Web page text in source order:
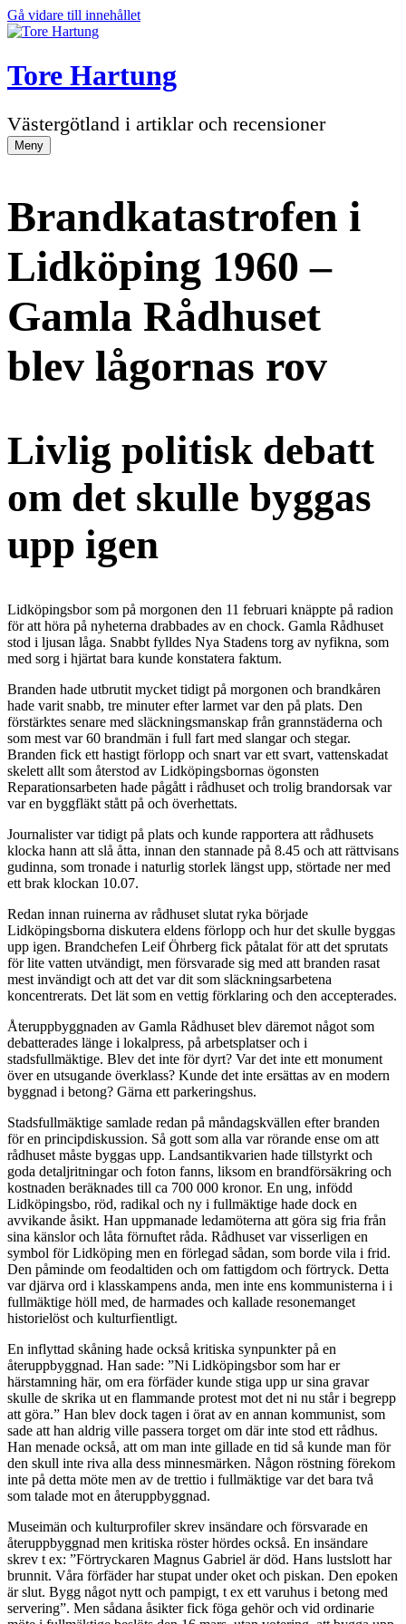
Gå vidare till innehållet
Tore Hartung
Västergötland i artiklar och recensioner
Meny
Brandkatastrofen i
Lidköping 1960 –
Gamla Rådhuset
blev lågornas rov
Livlig politisk debatt
om det skulle byggas
upp igen
Lidköpingsbor som på morgonen den 11 februari knäppte på radion
för att höra på nyheterna drabbades av en chock. Gamla Rådhuset
stod i ljusan låga. Snabbt fylldes Nya Stadens torg av nyfikna, som
med sorg i hjärtat bara kunde konstatera faktum.
Branden hade utbrutit mycket tidigt på morgonen och brandkåren
hade varit snabb, tre minuter efter larmet var den på plats. Den
förstärktes senare med släckningsmanskap från grannstäderna och
som mest var 60 brandmän i full fart med slangar och stegar.
Branden fick ett hastigt förlopp och snart var ett svart, vattenskadat
skelett allt som återstod av Lidköpingsbornas ögonsten
Reparationsarbeten hade pågått i rådhuset och trolig brandorsak var
var en byggfläkt stått på och överhettats.
Journalister var tidigt på plats och kunde rapportera att rådhusets
klocka hann att slå åtta, innan den stannade på 8.45 och att rättvisans
gudinna, som tronade i naturlig storlek längst upp, störtade ner med
ett brak klockan 10.07.
Redan innan ruinerna av rådhuset slutat ryka började
Lidköpingsborna diskutera eldens förlopp och hur det skulle byggas
upp igen. Brandchefen Leif Öhrberg fick påtalat för att det sprutats
för lite vatten utvändigt, men försvarade sig med att branden rasat
mest invändigt och att det var dit som släckningsarbetena
koncentrerats. Det lät som en vettig förklaring och den accepterades.
Återuppbyggnaden av Gamla Rådhuset blev däremot något som
debatterades länge i lokalpress, på arbetsplatser och i
stadsfullmäktige. Blev det inte för dyrt? Var det inte ett monument
över en utsugande överklass? Kunde det inte ersättas av en modern
byggnad i betong? Gärna ett parkeringshus.
Stadsfullmäktige samlade redan på måndagskvällen efter branden
för en principdiskussion. Så gott som alla var rörande ense om att
rådhuset måste byggas upp. Landsantikvarien hade tillstyrkt och
goda detaljritningar och foton fanns, liksom en brandförsäkring och
kostnaden beräknades till ca 700 000 kronor. En ung, infödd
Lidköpingsbo, röd, radikal och ny i fullmäktige hade dock en
avvikande åsikt. Han uppmanade ledamöterna att göra sig fria från
sina känslor och låta förnuftet råda. Rådhuset var visserligen en
symbol för Lidköping men en förlegad sådan, som borde vila i frid.
Den påminde om feodaltiden och om fattigdom och förtryck. Detta
var djärva ord i klasskampens anda, men inte ens kommunisterna i i
fullmäktige höll med, de harmades och kallade resonemanget
historielöst och kulturfientligt.
En inflyttad skåning hade också kritiska synpunkter på en
återuppbyggnad. Han sade: ”Ni Lidköpingsbor som har er
härstamning här, om era förfäder kunde stiga upp ur sina gravar
skulle de skrika ut en flammande protest mot det ni nu står i begrepp
att göra.” Han blev dock tagen i örat av en annan kommunist, som
sade att han aldrig ville passera torget om där inte stod ett rådhus.
Han menade också, att om man inte gillade en tid så kunde man för
den skull inte riva alla dess minnesmärken. Någon röstning förekom
inte på detta möte men av de trettio i fullmäktige var det bara två
som talade mot en återuppbyggnad.
Museimän och kulturprofiler skrev insändare och försvarade en
återuppbyggnad men kritiska röster hördes också. En insändare
skrev t ex: ”Förtryckaren Magnus Gabriel är död. Hans lustslott har
brunnit. Våra förfäder har stupat under oket och piskan. Den epoken
är slut. Bygg något nytt och pampigt, t ex ett varuhus i betong med
servering”. Men sådana åsikter fick föga gehör och vid ordinarie